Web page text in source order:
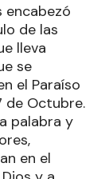
encabezó
de las
lleva
se
el Paraíso
de Octubre.
palabra y
en el